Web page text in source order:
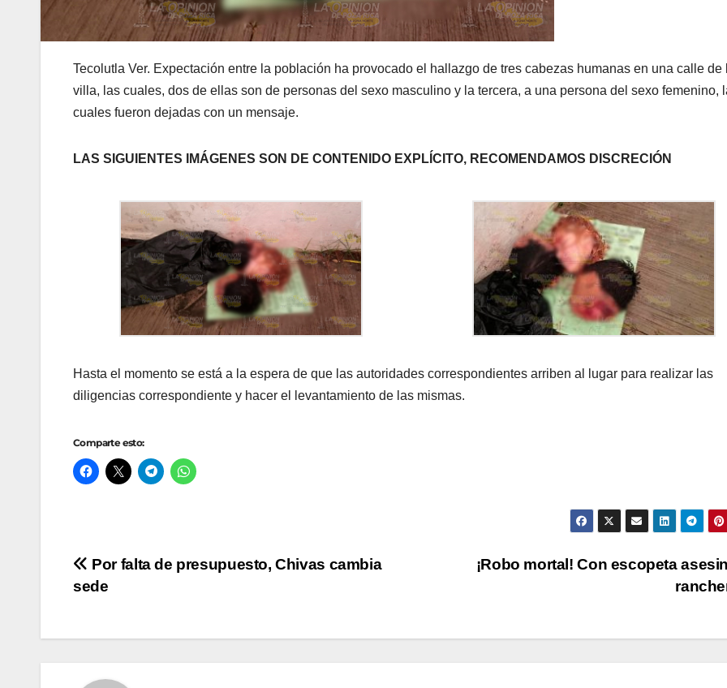
Tecolutla Ver. Expectación entre la población ha provocado el hallazgo de tres cabezas humanas en una calle de
villa, las cuales, dos de ellas son de personas del sexo masculino y la tercera, a una persona del sexo femenino,
cuales fueron dejadas con un mensaje.
LAS SIGUIENTES IMÁGENES SON DE CONTENIDO EXPLÍCITO, RECOMENDAMOS DISCRECIÓN
Hasta el momento se está a la espera de que las autoridades correspondientes arriben al lugar para realizar las
diligencias correspondiente y hacer el levantamiento de las mismas.
Comparte esto:
Navegación
entradas
¡Robo mortal! Con escopeta
Por falta de presupuesto, Chivas cambia
sede